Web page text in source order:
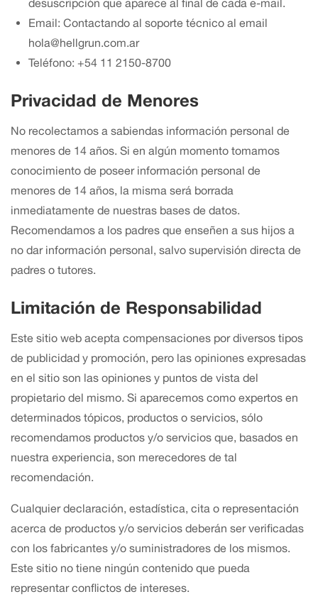
desuscripción que aparece al final de cada e-mail.
Email: Contactando al soporte técnico al email
hola@hellgrun.com.ar
Teléfono: +54 11 2150-8700
Privacidad de Menores
No recolectamos a sabiendas información personal de
menores de 14 años. Si en algún momento tomamos
conocimiento de poseer información personal de
menores de 14 años, la misma será borrada
inmediatamente de nuestras bases de datos.
Recomendamos a los padres que enseñen a sus hijos a
no dar información personal, salvo supervisión directa de
padres o tutores.
Limitación de Responsabilidad
Este sitio web acepta compensaciones por diversos tipos
de publicidad y promoción, pero las opiniones expresadas
en el sitio son las opiniones y puntos de vista del
propietario del mismo. Si aparecemos como expertos en
determinados tópicos, productos o servicios, sólo
recomendamos productos y/o servicios que, basados en
nuestra experiencia, son merecedores de tal
recomendación.
Cualquier declaración, estadística, cita o representación
acerca de productos y/o servicios deberán ser verificadas
con los fabricantes y/o suministradores de los mismos.
Este sitio no tiene ningún contenido que pueda
representar conflictos de intereses.